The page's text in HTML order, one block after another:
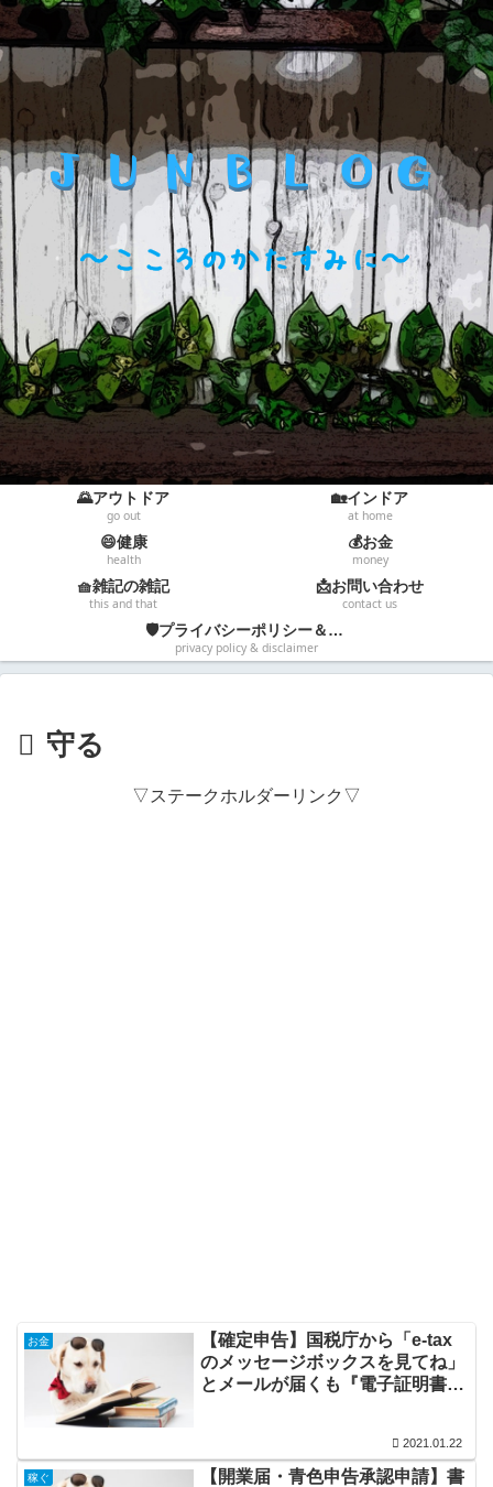
🌄アウトドア
go out
🏡インドア
at home
😄健康
health
💰お金
money
🧺雑記の雑記
this and that
📩お問い合わせ
contact us
🛡️プライバシーポリシー＆免責事項
privacy policy & disclaimer
守る
▽ステークホルダーリンク▽
お金
【確定申告】国税庁から「e-tax
のメッセージボックスを見てね」
とメールが届くも『電子証明書』
2021.01.22
稼ぐ
【開業届・青色申告承認申請】書